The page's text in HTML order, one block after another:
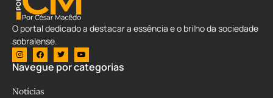
O portal dedicado a destacar a essência e o brilho da sociedade
sobralense.
Navegue por categorias
Notícias